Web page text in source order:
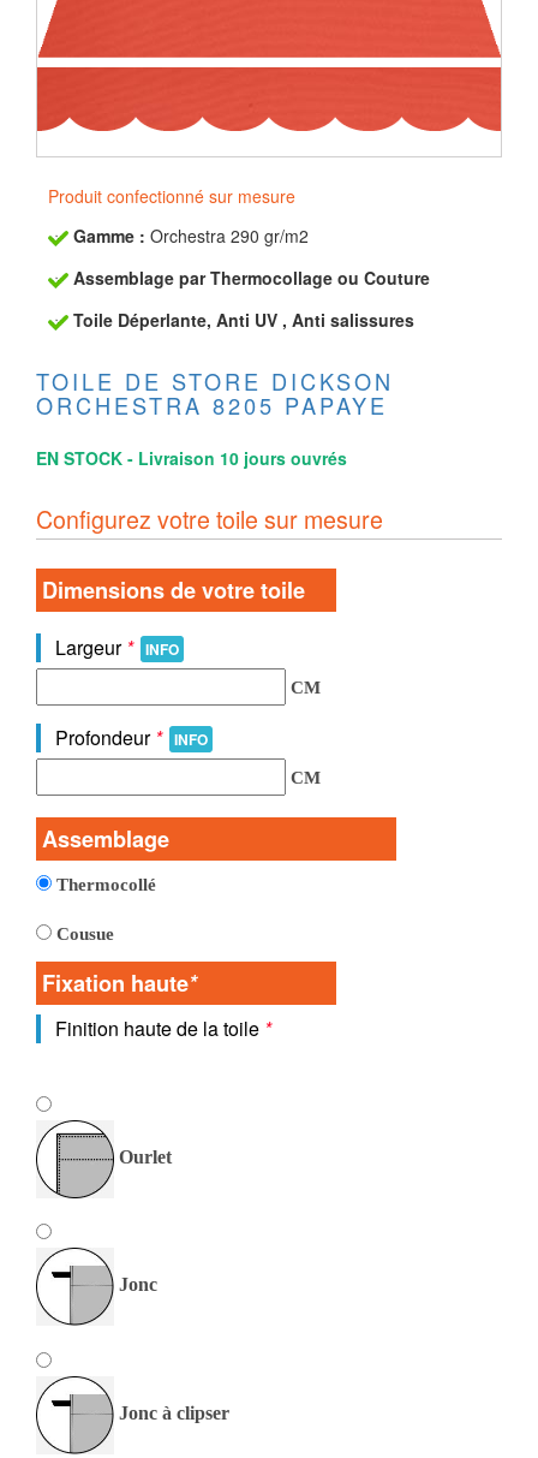
Produit confectionné sur mesure
Gamme : Orchestra 290 gr/m2
Assemblage par Thermocollage ou Couture
Toile Déperlante, Anti UV , Anti salissures
TOILE DE STORE DICKSON
ORCHESTRA 8205 PAPAYE
EN STOCK - Livraison 10 jours ouvrés
Configurez votre toile sur mesure
Dimensions de votre toile
Largeur * INFO
CM
Profondeur * INFO
CM
Assemblage
Thermocollé
Cousue
Fixation haute*
Finition haute de la toile *
Ourlet
Jonc
Jonc à clipser